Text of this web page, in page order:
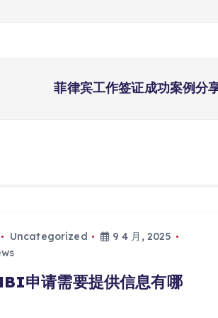
菲律宾工作签证成功案例分
Uncategorized
9 4 月, 2025
申请需要提供信息有哪